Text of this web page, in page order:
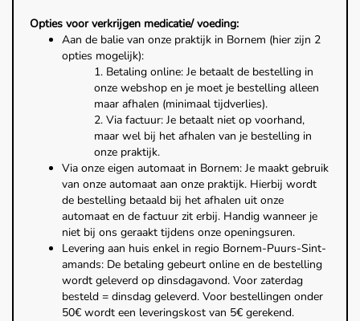
Opties voor verkrijgen medicatie/ voeding:
Aan de balie van onze praktijk in Bornem (hier zijn 2
opties mogelijk):
1. Betaling online: Je betaalt de bestelling in
onze webshop en je moet je bestelling alleen
maar afhalen (minimaal tijdverlies).
2. Via factuur: Je betaalt niet op voorhand,
maar wel bij het afhalen van je bestelling in
onze praktijk.
Via onze eigen automaat in Bornem: Je maakt gebruik
van onze automaat aan onze praktijk. Hierbij wordt
de bestelling betaald bij het afhalen uit onze
automaat en de factuur zit erbij. Handig wanneer je
niet bij ons geraakt tijdens onze openingsuren.
Levering aan huis enkel in regio Bornem-Puurs-Sint-
amands: De betaling gebeurt online en de bestelling
wordt geleverd op dinsdagavond. Voor zaterdag
besteld = dinsdag geleverd. Voor bestellingen onder
50€ wordt een leveringskost van 5€ gerekend.